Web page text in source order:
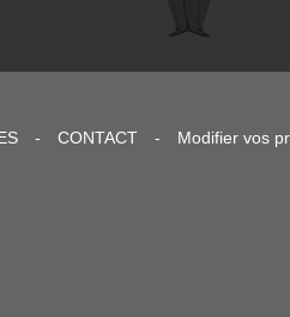
- CONTACT - Modifier vos